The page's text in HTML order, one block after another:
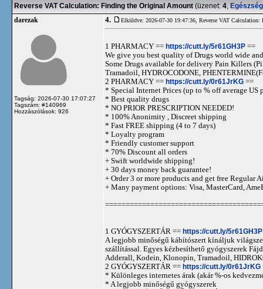
Reverse VAT Calculation: Finding the Original Amount (üzenet: 4, Egészség
darezak
Tagság: 2026-07-30 17:07:27
Tagszám: #140969
Hozzászólások: 926
4. Elküldve: 2026-07-30 19:47:36, Reverse VAT
1 PHARMACY == https://cutt.ly/5r61GH3P ==
We give you best quality of Drugs world wide
Some Drugs available for delivery Pain Killers
Tramadoil, HYDROCODONE,
2 PHARMACY == https://cutt.ly/0r61JrKG ==
* Special Internet Prices (up to % off average US
* Best quality drugs
* NO PRIOR PRESCRIPTION NEEDED!
* 100% Anonimity , Discreet shipping
* Fast FREE shipping (4 to 7 days)
* Loyalty program
* Friendly customer support
* 70% Discount all orders
+ Swift worldwide shipping!
+ 30 days money back guarantee!
+ Order 3 or more products and get free Regular
+ Many payment options: Visa, MasterCard,
1 GYÓGYSZERTÁR == https://cutt.ly/5r61GH3P
A legjobb minőségű kábítószert kínáljuk
szállítással. Egyes kézbesíthető gyógyszerek
Adderall, Kodein, Klonopin, Tramadoil,
2 GYÓGYSZERTÁR == https://cutt.ly/0r61JrKG
* Különleges internetes árak (akár %-os
* A legjobb minőségű gyógyszerek